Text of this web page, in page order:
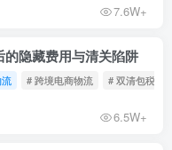
7.6W+
隐藏费用与清关陷阱
# 跨境电商物流 # 双清包税
6.5W+